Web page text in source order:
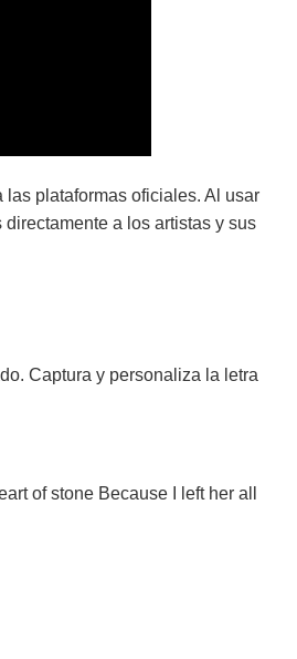
las plataformas oficiales. Al usar
a los artistas y sus
Captura y personaliza la letra
of stone Because I left her all